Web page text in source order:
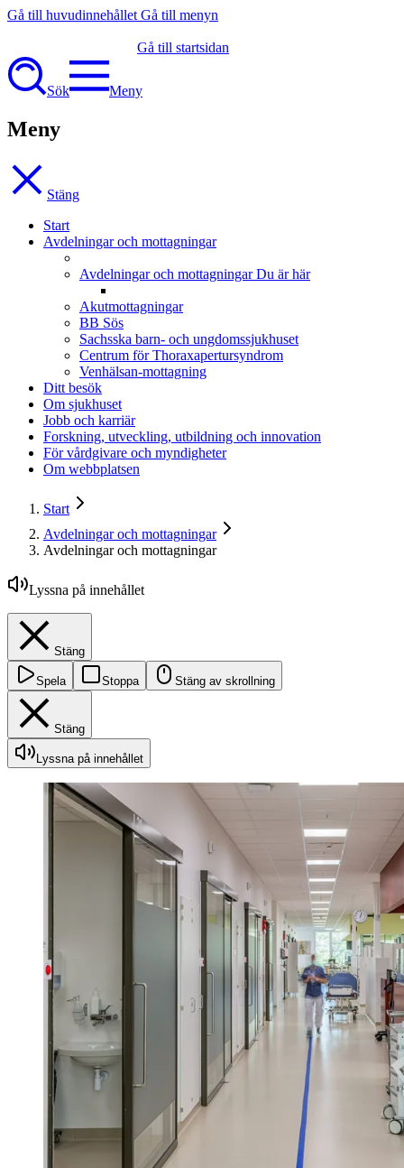
Gå till huvudinnehållet Gå till menyn
Gå till startsidan
Sök Meny
Meny
Stäng
Start
Avdelningar och mottagningar
Avdelningar och mottagningar Du är här
Akutmottagningar
BB Sös
Sachsska barn- och ungdomssjukhuset
Centrum för Thoraxapertursyndrom
Venhälsan-mottagning
Ditt besök
Om sjukhuset
Jobb och karriär
Forskning, utveckling, utbildning och innovation
För vårdgivare och myndigheter
Om webbplatsen
Start
Avdelningar och mottagningar
Avdelningar och mottagningar
Lyssna på innehållet
Stäng
Spela Stoppa Stäng av skrollning
Stäng
Lyssna på innehållet